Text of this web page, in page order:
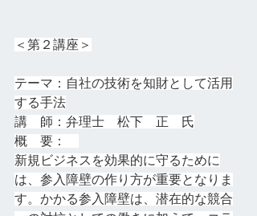
＜第２講座＞
テーマ：自社の技術を知財として活用
する手法
講　師：弁理士　松下　正　氏
概　要：
新規ビジネスを効果的に守るために
は、参入障壁の作り方が重要となりま
す。かかる参入障壁は、潜在的な競合